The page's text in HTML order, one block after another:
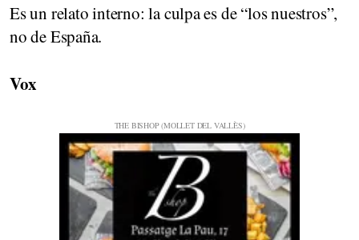
Es un relato interno: la culpa es de “los nuestros”,
no de España.
Vox